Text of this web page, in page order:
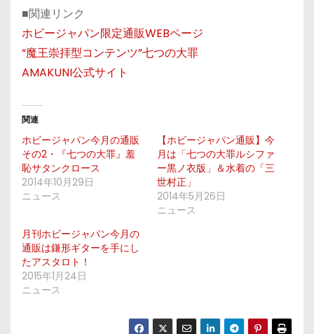
■関連リンク
ホビージャパン限定通販WEBページ
“魔王崇拝型コンテンツ”七つの大罪
AMAKUNI公式サイト
関連
ホビージャパン今月の通販
その2・『七つの大罪』羞
恥サタンクロース
2014年10月29日
ニュース
【ホビージャパン通販】今
月は「七つの大罪ルシファ
ー黒ノ衣版」＆水着の「三
世村正」
2014年5月26日
ニュース
月刊ホビージャパン今月の
通販は鎌形ギターを手にし
たアスタロト！
2015年1月24日
ニュース